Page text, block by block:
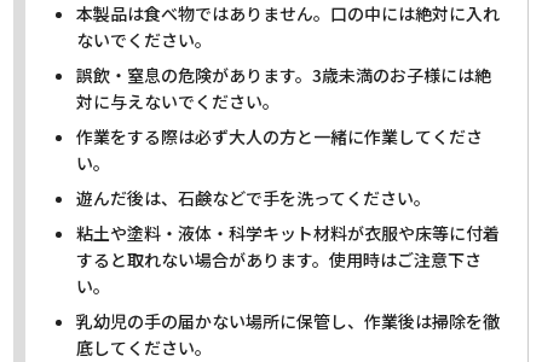
本製品は食べ物ではありません。口の中には絶対に入れ
ないでください。
誤飲・窒息の危険があります。3歳未満のお子様には絶
対に与えないでください。
作業をする際は必ず大人の方と一緒に作業してくださ
い。
遊んだ後は、石鹸などで手を洗ってください。
粘土や塗料・液体・科学キット材料が衣服や床等に付着
すると取れない場合があります。使用時はご注意下さ
い。
乳幼児の手の届かない場所に保管し、作業後は掃除を徹
底してください。